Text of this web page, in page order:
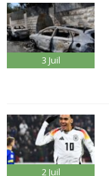
3 Juil
2 Juil